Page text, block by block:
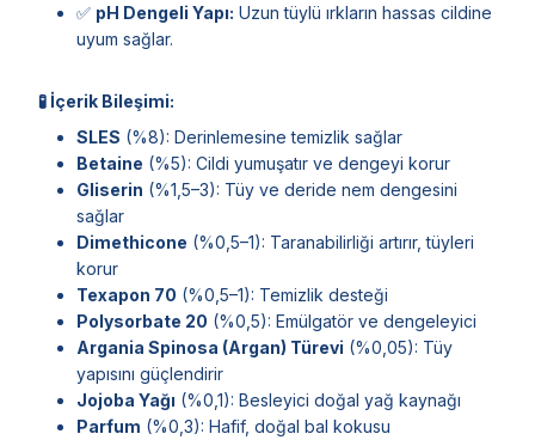
✅ pH Dengeli Yapı: Uzun tüylü ırkların hassas cildine
uyum sağlar.
🧪 İçerik Bileşimi:
SLES (%8): Derinlemesine temizlik sağlar
Betaine (%5): Cildi yumuşatır ve dengeyi korur
Gliserin (%1,5–3): Tüy ve deride nem dengesini
sağlar
Dimethicone (%0,5–1): Taranabilirliği artırır, tüyleri
korur
Texapon 70 (%0,5–1): Temizlik desteği
Polysorbate 20 (%0,5): Emülgatör ve dengeleyici
Argania Spinosa (Argan) Türevi (%0,05): Tüy
yapısını güçlendirir
Jojoba Yağı (%0,1): Besleyici doğal yağ kaynağı
Parfum (%0,3): Hafif, doğal bal kokusu